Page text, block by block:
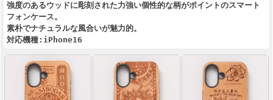
強度のあるウッドに彫刻された力強い個性的な柄がポイントのスマート
フォンケース。
素朴でナチュラルな風合いが魅力的。
対応機種:iPhone16